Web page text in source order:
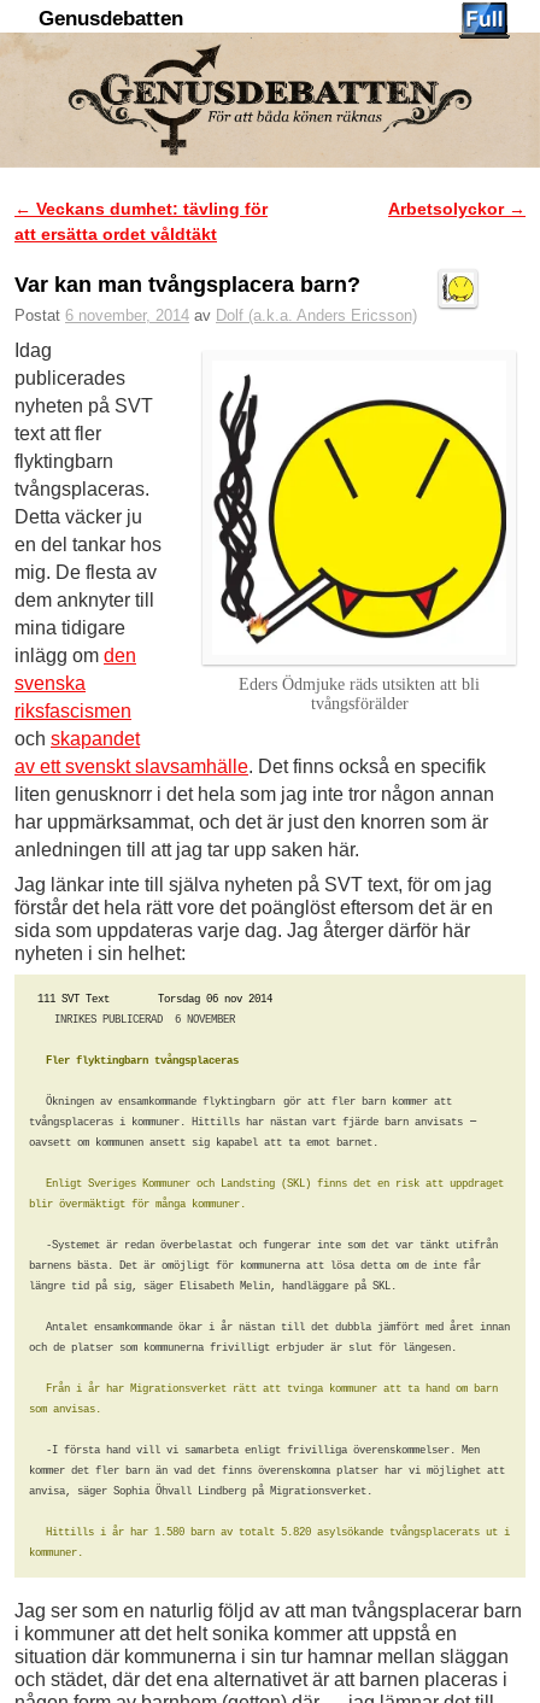
Genusdebatten
Inläggsnavigering
← Veckans dumhet: tävling för
att ersätta ordet våldtäkt
Arbetsolyckor →
Var kan man tvångsplacera barn?
Postat 6 november, 2014 av Dolf (a.k.a. Anders Ericsson)
Eders Ödmjuke räds utsikten att bli
tvångsförälder
Idag
publicerades
nyheten på SVT
text att fler
flyktingbarn
tvångsplaceras.
Detta väcker ju
en del tankar hos
mig. De flesta av
dem anknyter till
mina tidigare
inlägg om den
svenska
riksfascismen
och skapandet
av ett svenskt slavsamhälle. Det finns också en specifik
liten genusknorr i det hela som jag inte tror någon annan
har uppmärksammat, och det är just den knorren som är
anledningen till att jag tar upp saken här.
Jag länkar inte till själva nyheten på SVT text, för om jag
förstår det hela rätt vore det poänglöst eftersom det är en
sida som uppdateras varje dag. Jag återger därför här
nyheten i sin helhet:
111 SVT Text        Torsdag 06 nov 2014
INRIKES PUBLICERAD  6 NOVEMBER
Fler flyktingbarn tvångsplaceras
Ökningen av ensamkommande flyktingbarn
gör att fler barn kommer att
tvångsplaceras i kommuner. Hittills har nästan vart fjärde barn anvisats –
oavsett om kommunen ansett sig kapabel att ta emot barnet.
Enligt Sveriges Kommuner och Landsting
(SKL) finns det en risk att uppdraget
blir övermäktigt för många kommuner.
-Systemet är redan överbelastat och fungerar inte som det var tänkt utifrån
barnens bästa. Det är omöjligt för kommunerna att lösa detta om de inte får
längre tid på sig, säger Elisabeth Melin, handläggare på SKL.
Antalet ensamkommande ökar i år nästan
till det dubbla jämfört med året innan
och de platser som kommunerna frivilligt erbjuder är slut för längesen.
Från i år har Migrationsverket rätt att tvinga kommuner att ta hand om barn
som anvisas.
-I första hand vill vi samarbeta en
ligt frivilliga överenskommelser. Men
kommer det fler barn än vad det finns överenskomna platser har vi möjlighet att
anvisa, säger Sophia Öhvall Lindberg på Migrationsverket.
Hittills i år har 1.580 barn av totalt 5.820 asylsökande tvångsplacerats ut i
kommuner.
Jag ser som en naturlig följd av att man tvångsplacerar barn
i kommuner att det helt sonika kommer att uppstå en
situation där kommunerna i sin tur hamnar mellan släggan
och städet, där det ena alternativet är att barnen placeras i